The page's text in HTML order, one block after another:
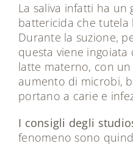
La saliva infatti ha un
battericida che tutela
Durante la suzione,
questa viene
latte materno, con
aumento di microbi,
portano a carie e
I consigli degli
fenomeno sono